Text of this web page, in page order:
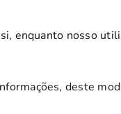
enquanto nosso
deste